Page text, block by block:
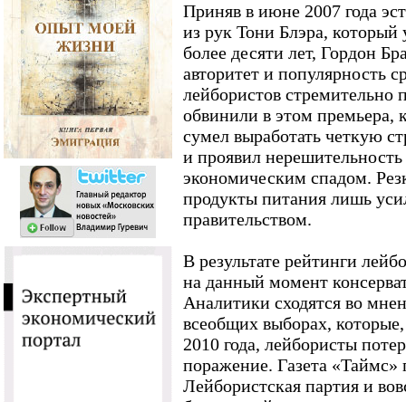
Приняв в июне 2007 года
из рук Тони Блэра,
более десяти лет, Гордон
авторитет и популярность
лейбористов стремительно
обвинили в этом
сумел выработать четкую
и проявил
экономическим спадом.
продукты питания лишь
правительством.
В результате рейтинги
на данный момент
Аналитики сходятся во
всеобщих выборах,
2010 года, лейбористы
поражение. Газета «Таймс»
Лейбористская партия и